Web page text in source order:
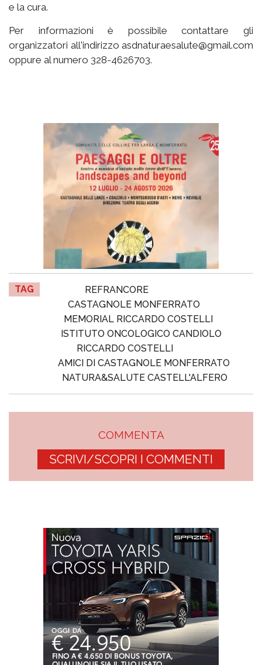
e la cura.
Per informazioni è possibile contattare gli
organizzatori all'indirizzo asdnaturaesalute@gmail.com
oppure al numero 328-4626703.
TAG
REFRANCORE
CASTAGNOLE MONFERRATO
MEMORIAL RICCARDO COSTELLI
ISTITUTO ONCOLOGICO CANDIOLO
RICCARDO COSTELLI
AMICI DI CASTAGNOLE MONFERRATO
NATURA&SALUTE CASTELL'ALFERO
COMMENTA
SCRIVI/SCOPRI I COMMENTI